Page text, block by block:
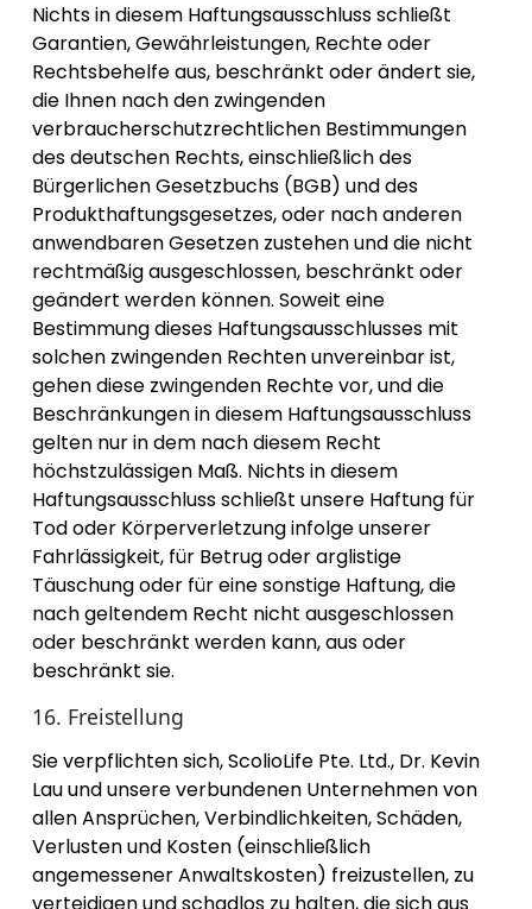
Nichts in diesem Haftungsausschluss schließt
Garantien, Gewährleistungen, Rechte oder
Rechtsbehelfe aus, beschränkt oder ändert sie,
die Ihnen nach den zwingenden
verbraucherschutzrechtlichen Bestimmungen
des deutschen Rechts, einschließlich des
Bürgerlichen Gesetzbuchs (BGB) und des
Produkthaftungsgesetzes, oder nach anderen
anwendbaren Gesetzen zustehen und die nicht
rechtmäßig ausgeschlossen, beschränkt oder
geändert werden können. Soweit eine
Bestimmung dieses Haftungsausschlusses mit
solchen zwingenden Rechten unvereinbar ist,
gehen diese zwingenden Rechte vor, und die
Beschränkungen in diesem Haftungsausschluss
gelten nur in dem nach diesem Recht
höchstzulässigen Maß. Nichts in diesem
Haftungsausschluss schließt unsere Haftung für
Tod oder Körperverletzung infolge unserer
Fahrlässigkeit, für Betrug oder arglistige
Täuschung oder für eine sonstige Haftung, die
nach geltendem Recht nicht ausgeschlossen
oder beschränkt werden kann, aus oder
beschränkt sie.
16. Freistellung
Sie verpflichten sich, ScolioLife Pte. Ltd., Dr. Kevin
Lau und unsere verbundenen Unternehmen von
allen Ansprüchen, Verbindlichkeiten, Schäden,
Verlusten und Kosten (einschließlich
angemessener Anwaltskosten) freizustellen, zu